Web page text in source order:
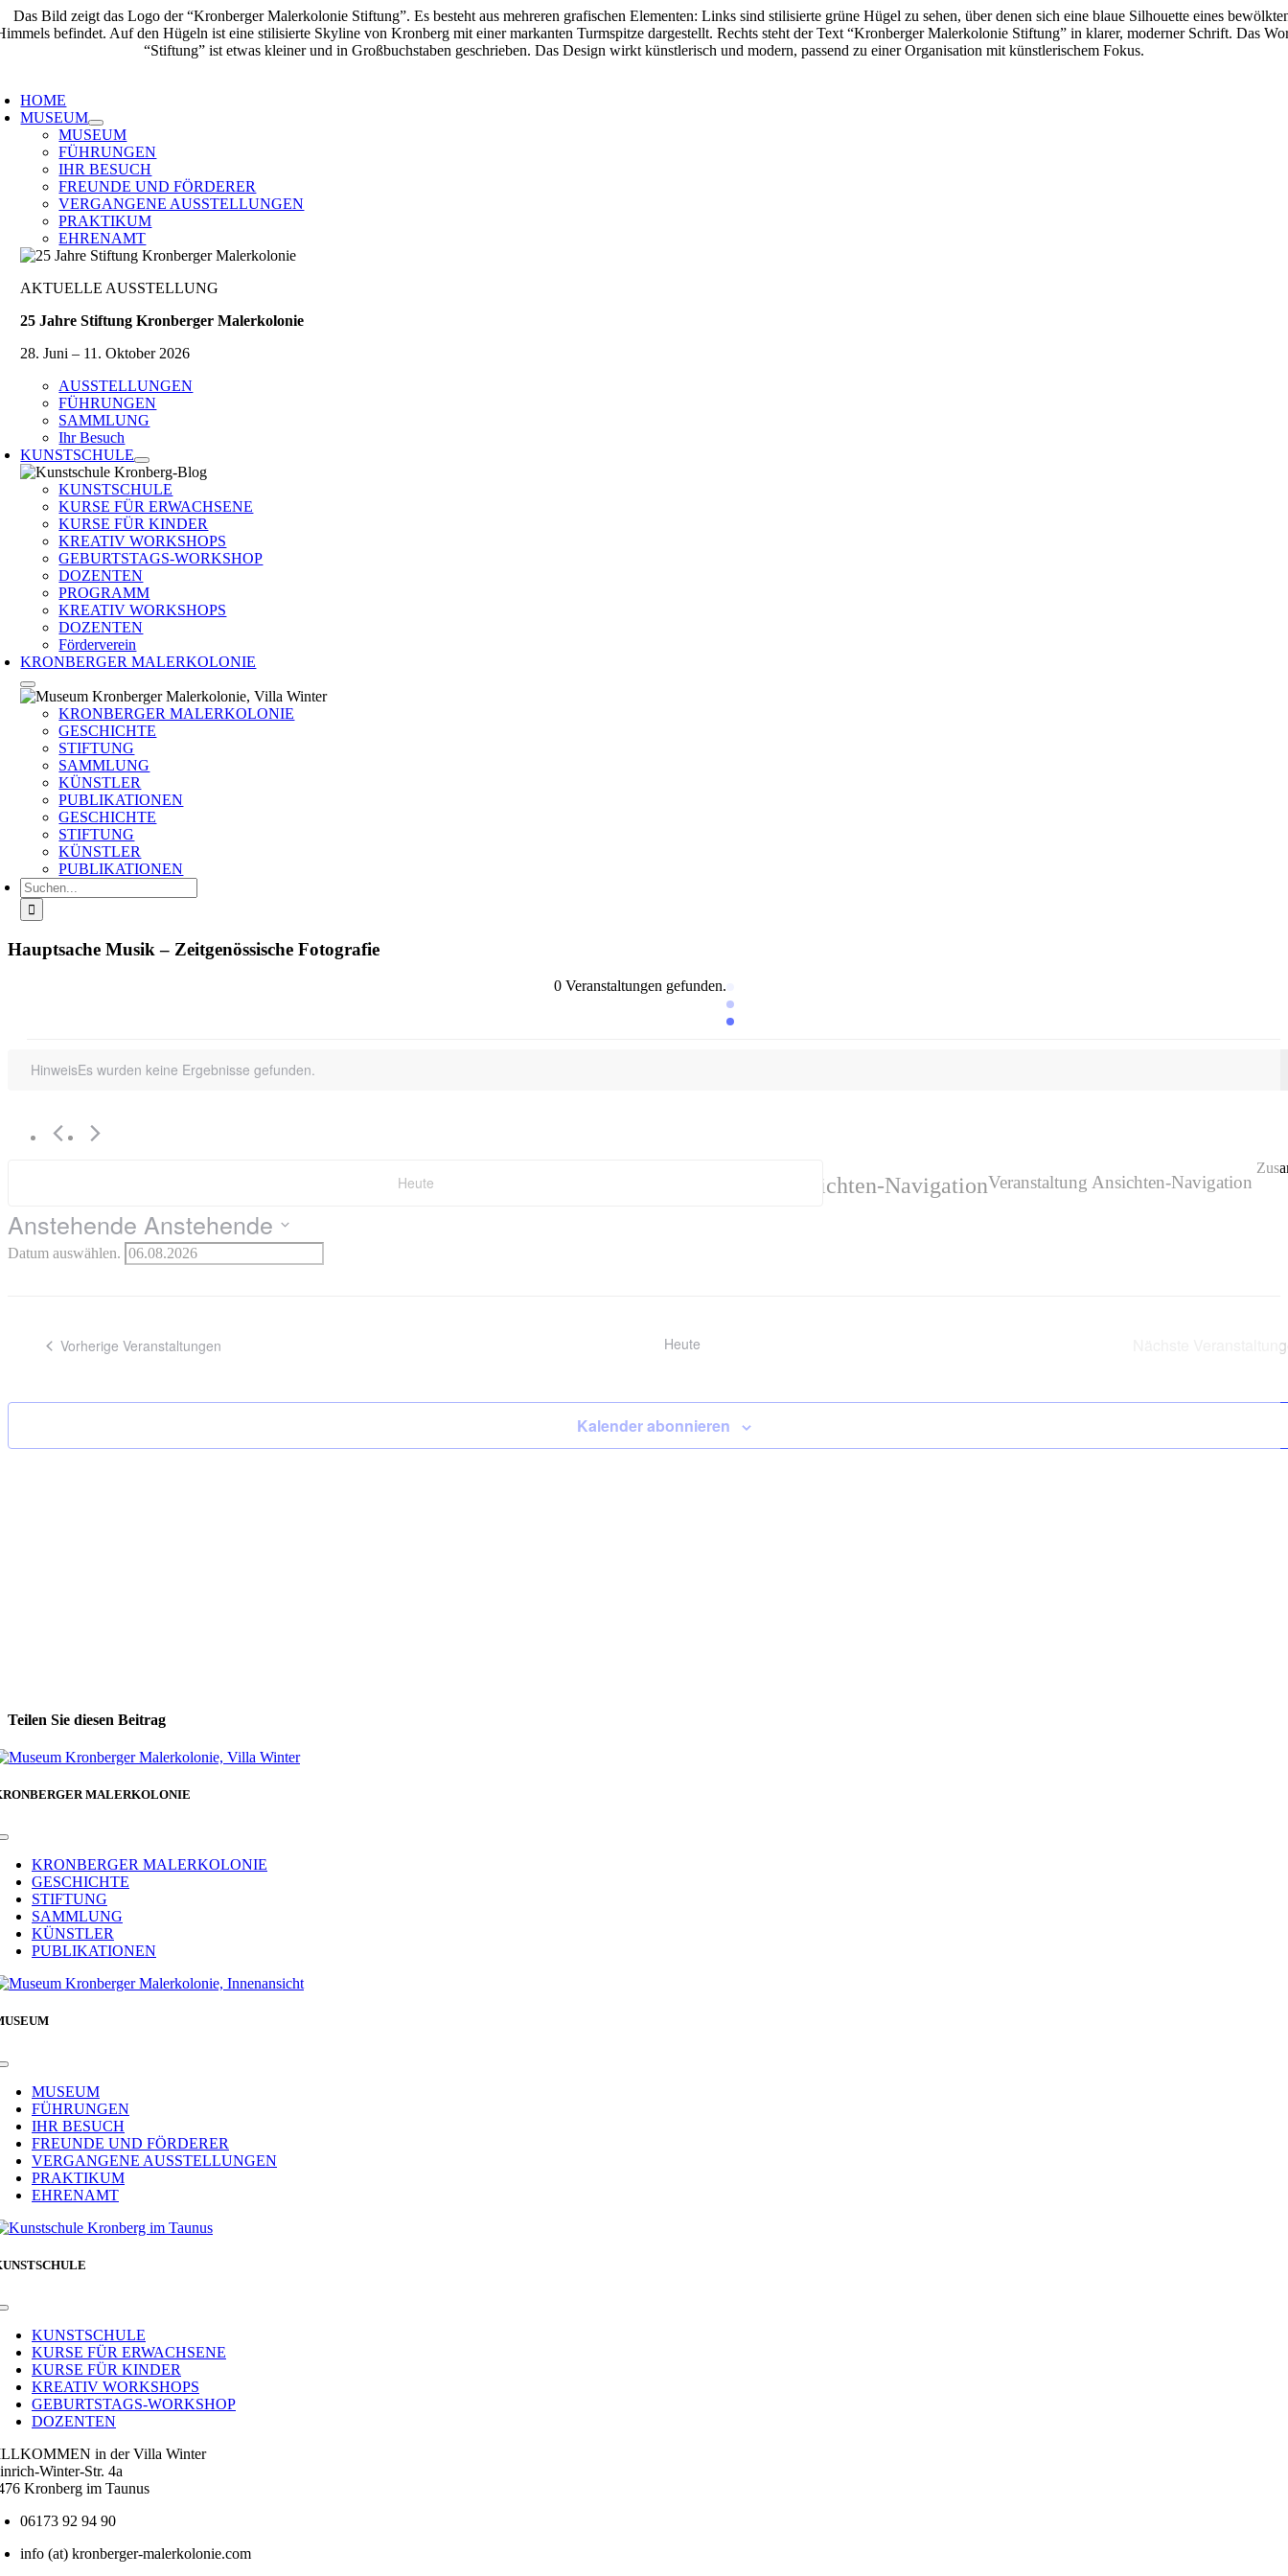
Zum
Inhalt
HOME
MUSEUM
MUSEUM
FÜHRUNGEN
IHR BESUCH
FREUNDE UND FÖRDERER
VERGANGENE AUSSTELLUNGEN
PRAKTIKUM
EHRENAMT
AKTUELLE AUSSTELLUNG
25 Jahre Stiftung Kronberger Malerkolonie
28. Juni – 11. Oktober 2026
AUSSTELLUNGEN
FÜHRUNGEN
SAMMLUNG
Ihr Besuch
KUNSTSCHULE
KUNSTSCHULE
KURSE FÜR ERWACHSENE
KURSE FÜR KINDER
KREATIV WORKSHOPS
GEBURTSTAGS-WORKSHOP
DOZENTEN
PROGRAMM
KREATIV WORKSHOPS
DOZENTEN
Förderverein
KRONBERGER MALERKOLONIE
KRONBERGER MALERKOLONIE
GESCHICHTE
STIFTUNG
SAMMLUNG
KÜNSTLER
PUBLIKATIONEN
GESCHICHTE
STIFTUNG
KÜNSTLER
PUBLIKATIONEN
Suche
nach:
Hauptsache Musik – Zeitgenössische Fotografie
0 Veranstaltungen gefunden.
HinweisEs wurden keine Ergebnisse gefunden.
Ansichten-NavigationVeranstaltung Ansichten-Navigation
Heute
Anstehende Anstehende
Datum auswählen.
Vorherige Veranstaltungen Heute
Kalender abonnieren
Teilen Sie diesen Beitrag
Facebook
MALERKOLONIE
Toggle
NavigationKRONBERGER MALERKOLONIE
GESCHICHTE
STIFTUNG
SAMMLUNG
KÜNSTLER
PUBLIKATIONEN
Toggle
NavigationMUSEUM
FÜHRUNGEN
IHR BESUCH
FREUNDE UND FÖRDERER
VERGANGENE AUSSTELLUNGEN
PRAKTIKUM
EHRENAMT
Toggle
NavigationKUNSTSCHULE
KURSE FÜR ERWACHSENE
KURSE FÜR KINDER
KREATIV WORKSHOPS
GEBURTSTAGS-WORKSHOP
DOZENTEN
in der Villa Winter
Winter-Str. 4a
Kronberg im Taunus
06173 92 94 90
info (at) kronberger-malerkolonie.com